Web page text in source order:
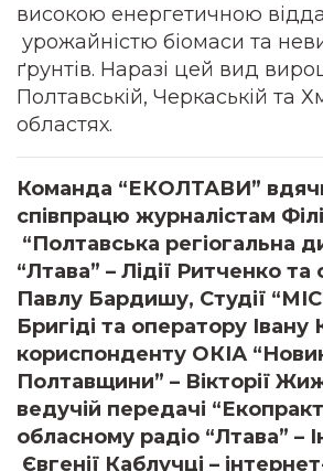
високою енергетичною
урожайністю біомаси та
ґрунтів. Наразі цей вид
Полтавській, Черкаській та
областях.
Команда “ЕКОЛТАВИ”
співпрацю журналістам
“Полтавська регіогальна
“Лтава” – Лідії Ритченко
Павлу Бардишу, Студії
Бригіді та оператору Івану
кориспонденту ОКІА “
Полтавщини” – Вікторії
ведучій передачі
обласному радіо “Лтава” –
Євгенії Каблучці –